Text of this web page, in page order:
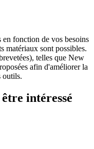
fonction de vos besoins
matériaux sont possibles.
telles que New
afin d'améliorer la
outils.
intéressé